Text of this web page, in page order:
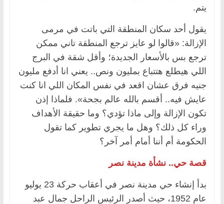
يتم.
يقول أحد سكان المنطقة التي باتت في مرمى
الإزالة: «قالوا لو عايز ترجع المنطقة تاني ممكن
ترجع بس بالأسعار الجديدة؛ وأقل شقة في البرج
اللي هيطلع هتتباع بمليون ونص.. يعني انا أدفع مليون
جنيه فرق عشان اقعد في نفس المكان اللي انا كنت
عايش فيه.. أقسم بالله عالم بجحة». فلماذا إذن
تكون الإزالة وإلى ماذا تؤدي؟ وما حقيقة الأهداف
وراء كل ذلك؟ وهل ما يجري تطوير كما تقول
الحكومة أم أننا أمام أمر آخر؟
قصة حي.. نشأة مدينة نصر
بدأ إنشاء حي مدينة نصر في أعقاب حركة 23 يوليو
عام 1952، حيث أصدر الرئيس الراحل جمال عبد